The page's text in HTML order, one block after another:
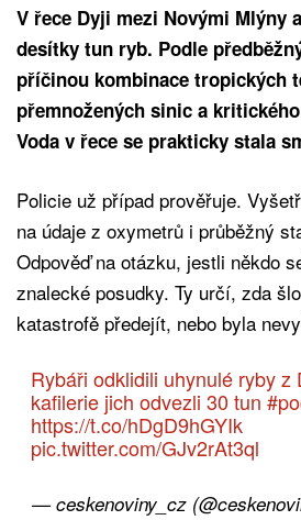
V řece Dyji mezi Novými Mlýny
desítky tun ryb. Podle
příčinou kombinace tropických
přemnožených sinic a
Voda v řece se prakticky stala
Policie už případ prověřuje.
na údaje z oxymetrů i průběžný
Odpověď na otázku, jestli někdo
znalecké posudky. Ty určí, zda
katastrofě předejít, nebo byla
Rybáři odklidili uhynulé ryby z
kafilerie jich odvezli 30 tun
https://t.co/hDgD9hGYIk
pic.twitter.com/GJv2rAt3ql
— ceskenoviny_cz